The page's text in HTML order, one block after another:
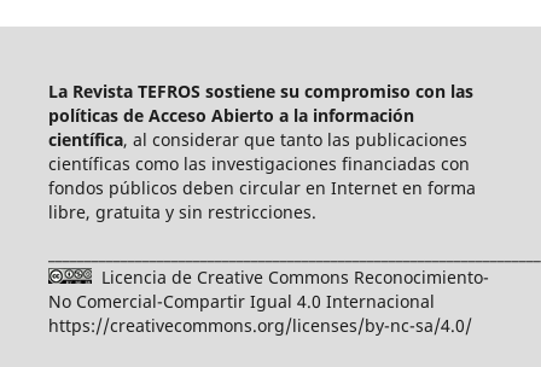
La Revista TEFROS sostiene su compromiso con las
políticas de Acceso Abierto a la información
científica, al considerar que tanto las publicaciones
científicas como las investigaciones financiadas con
fondos públicos deben circular en Internet en forma
libre, gratuita y sin restricciones.
Licencia de Creative Commons Reconocimiento-
No Comercial-Compartir Igual 4.0 Internacional
https://creativecommons.org/licenses/by-nc-sa/4.0/